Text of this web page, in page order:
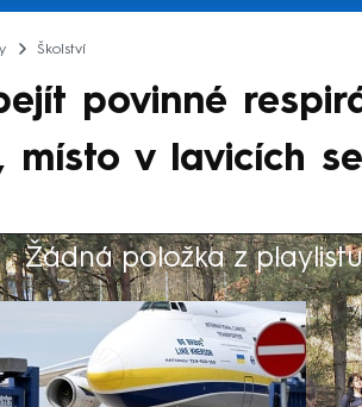
Pořady
Školství
povinné
místo v lavicích
Žádná položka z